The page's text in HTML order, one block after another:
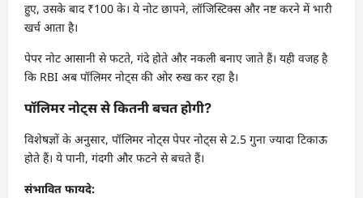
हुए, उसके बाद ₹100 के। ये नोट छापने, लॉजिस्टिक्स और नष्ट करने में भारी
खर्च आता है।
पेपर नोट आसानी से फटते, गंदे होते और नकली बनाए जाते हैं। यही वजह है
कि RBI अब पॉलिमर नोट्स की ओर रुख कर रहा है।
पॉलिमर नोट्स से कितनी बचत होगी?
विशेषज्ञों के अनुसार, पॉलिमर नोट्स पेपर नोट्स से 2.5 गुना ज्यादा टिकाऊ
होते हैं। ये पानी, गंदगी और फटने से बचते हैं।
संभावित फायदे: